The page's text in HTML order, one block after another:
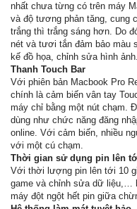
nhất chưa từng có trên máy
và độ tương phản tăng, cung
trắng thì trắng sáng hơn. Do
nét và tươi tắn đảm bảo màu
kế đồ họa, chỉnh sửa hình ảnh.
Thanh Touch Bar
Với phiên bản Macbook Pro
chính là cảm biến vân tay
máy chỉ bằng một nút chạm.
dùng như chức năng đăng
online. Với cảm biến, nhiều
với một cú chạm.
Thời gian sử dụng pin lên
Với thời lượng pin lên tới 10
game và chỉnh sửa dữ liệu,…
máy đột ngột hết pin giữa